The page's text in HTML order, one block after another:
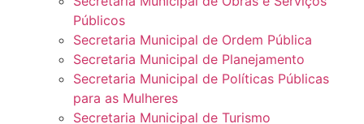
Públicos
Secretaria Municipal de Ordem Pública
Secretaria Municipal de Planejamento
Secretaria Municipal de Políticas Públicas
para as Mulheres
Secretaria Municipal de Turismo